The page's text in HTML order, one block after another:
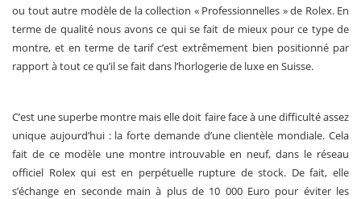
ou tout autre modèle de la collection « Professionnelles » de Rolex. En
terme de qualité nous avons ce qui se fait de mieux pour ce type de
montre, et en terme de tarif c’est extrêmement bien positionné par
rapport à tout ce qu’il se fait dans l’horlogerie de luxe en Suisse.
C’est une superbe montre mais elle doit faire face à une difficulté assez
unique aujourd’hui : la forte demande d’une clientèle mondiale. Cela
fait de ce modèle une montre introuvable en neuf, dans le réseau
officiel Rolex qui est en perpétuelle rupture de stock. De fait, elle
s’échange en seconde main à plus de 10 000 Euro pour éviter les